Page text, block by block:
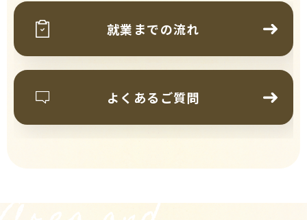
就業までの流れ
よくあるご質問